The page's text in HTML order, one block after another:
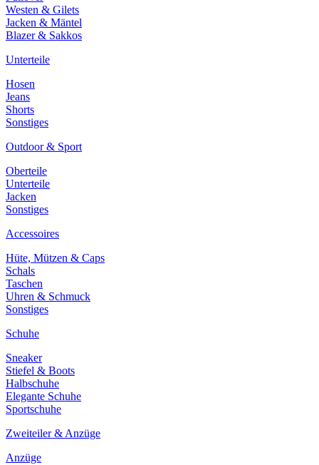
Westen & Gilets
Jacken & Mäntel
Blazer & Sakkos
Unterteile
Hosen
Jeans
Shorts
Sonstiges
Outdoor & Sport
Oberteile
Unterteile
Jacken
Sonstiges
Accessoires
Hüte, Mützen & Caps
Schals
Taschen
Uhren & Schmuck
Sonstiges
Schuhe
Sneaker
Stiefel & Boots
Halbschuhe
Elegante Schuhe
Sportschuhe
Zweiteiler & Anzüge
Anzüge